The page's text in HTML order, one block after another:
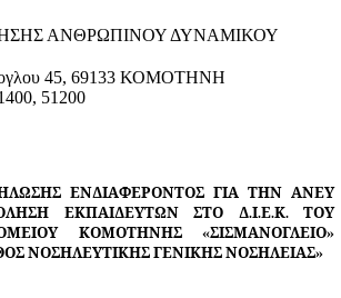
ΑΝΘΡΩΠΙΝΟΥ ΔΥΝΑΜΙΚΟΥ
45, 69133 ΚΟΜΟΤΗΝΗ
51200
ΣΗΣ ΕΝΔΙΑΦΕΡΟΝΤΟΣ ΓΙΑ ΤΗΝ ΑΝΕΥ
ΕΚΠΑΙΔΕΥΤΩΝ ΣΤΟ Δ.Ι.Ε.Κ. ΤΟΥ
ΚΟΜΟΤΗΝΗΣ «ΣΙΣΜΑΝΟΓΛΕΙΟ»
ΝΟΣΗΛΕΥΤΙΚΗΣ ΓΕΝΙΚΗΣ ΝΟΣΗΛΕΙΑΣ»